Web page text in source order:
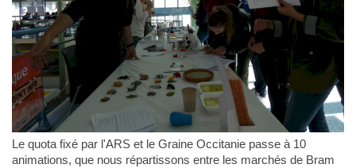
Le quota fixé par l'ARS et le Graine Occitanie passe à 10
animations, que nous répartissons entre les marchés de Bram